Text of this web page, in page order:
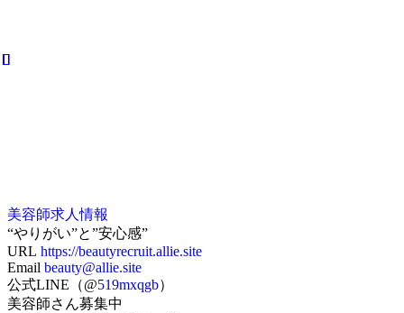
美容師求人情報
“やりがい”と”安心感”
URL https://beautyrecruit.allie.site
Email beauty@allie.site
公式LINE（@519mxqgb）
美容師さん募集中